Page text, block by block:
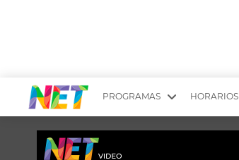
PROGRAMAS HORARIOS